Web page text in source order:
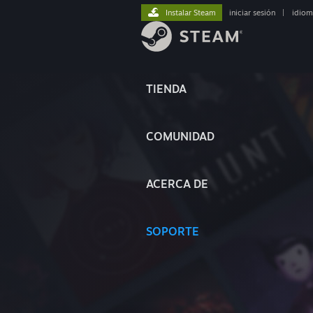
TIENDA
COMUNIDAD
ACERCA DE
SOPORTE
Instalar Steam iniciar sesión